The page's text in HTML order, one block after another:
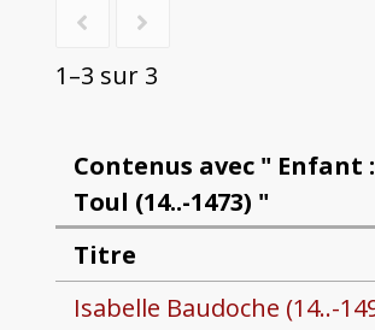
1–3 sur 3
Contenus avec " Enfant
Toul (14..-1473) "
Titre
Isabelle Baudoche (14..-